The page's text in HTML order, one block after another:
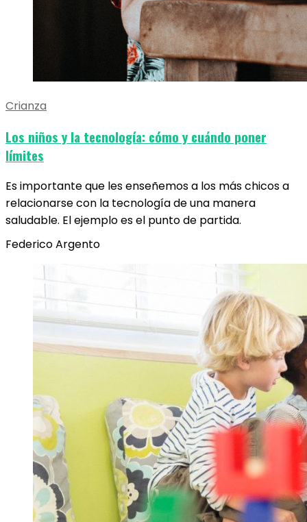
Crianza
Los niños y la tecnología: cómo y cuándo poner
límites
Es importante que les enseñemos a los más chicos a
relacionarse con la tecnología de una manera
saludable. El ejemplo es el punto de partida.
Federico Argento